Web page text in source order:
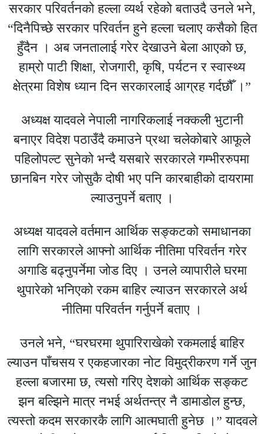
सरकार परिवर्तनको हल्ला व्यर्थ रहेको बताउदै उनले भने,
“दिनैपिच्छे सरकार परिवर्तन हुने हल्ला चलाए कसैको हित
हुँदैन । अब जनतालाई गरेर देखाउने बेला आएको छ,
हाम्रो पाटी शिक्षा, रोजगारी, कृषि, पर्यटन र स्वास्थ्य
क्षेत्रमा विशेष ध्यान दिन सरकारलाई आग्रह गर्दछौँ ।”
अध्यक्ष यादवले नेपाली नागरिकलाई नक्कली भुटानी
बनाएर विदेश पठाउँदै कमाउने प्रथा चलेकोबारे आफूले
पहिलोपल्ट सुनेको भन्दै यसबारे सरकारले गम्भीररुपमा
छानबिन गरेर जोसुकै दोषी भए पनि कारबाहीको दायरामा
ल्याउनुपर्ने बताए ।
अध्यक्ष यादवले वर्तमान आर्थिक सङ्कटको समाधानका
लागि सरकारले आफ्नो आर्थिक नीतिमा परिवर्तन गरेर
अगाडि बढ्नुपर्नेमा जोड दिए । उनले व्यापारीले घरमा
थुपारेको भनिएको रकम बाहिर ल्याउन सरकारले अर्थ
नीतिमा परिवर्तन गर्नुपर्ने बताए ।
उनले भने, “घरघरमा थुपारिराखेको रकमलाई बाहिर
ल्याउन पाँचसय र एकहजारका नोट विमुद्रीकरण गर्ने जुन
हल्ला बजारमा छ, त्यसो गरिए देशको आर्थिक सङ्कट
झन बल्झिने मात्र नभई अर्थतन्त्र नै डामाडोल हुन्छ,
त्यस्तो कदम सरकारकै लागि आत्मघाती हुनेछ ।” यादवले